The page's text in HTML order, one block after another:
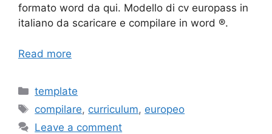
formato word da qui. Modello di cv europass in
italiano da scaricare e compilare in word ®.
Read more
Categories
template
Tags
compilare, curriculum, europeo
Leave a comment